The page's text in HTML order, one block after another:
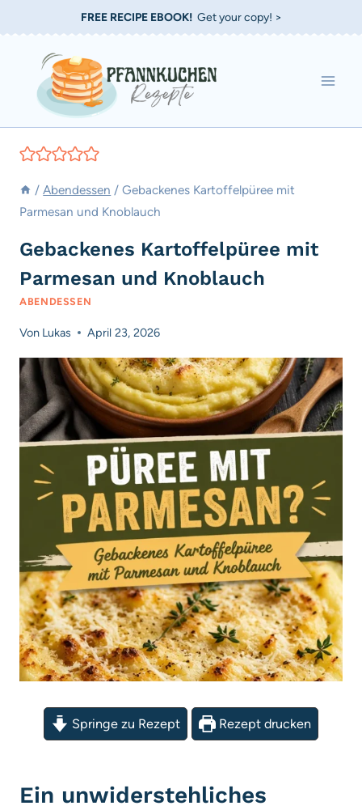
Inhalt
springen
FREE RECIPE EBOOK!Get your copy! >
/ Abendessen / Gebackenes Kartoffelpüree mit
Parmesan und Knoblauch
Gebackenes Kartoffelpüree mit
Parmesan und Knoblauch
ABENDESSEN
Von Lukas April 23, 2026
Springe zu Rezept Rezept drucken
Ein unwiderstehliches